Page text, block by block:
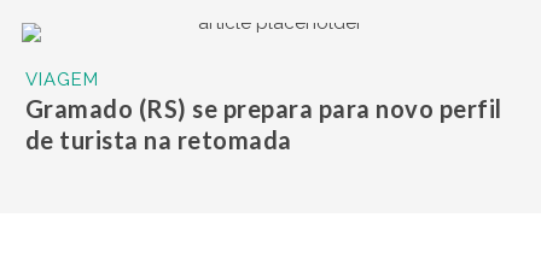
VIAGEM
Gramado (RS) se prepara para novo perfil
de turista na retomada